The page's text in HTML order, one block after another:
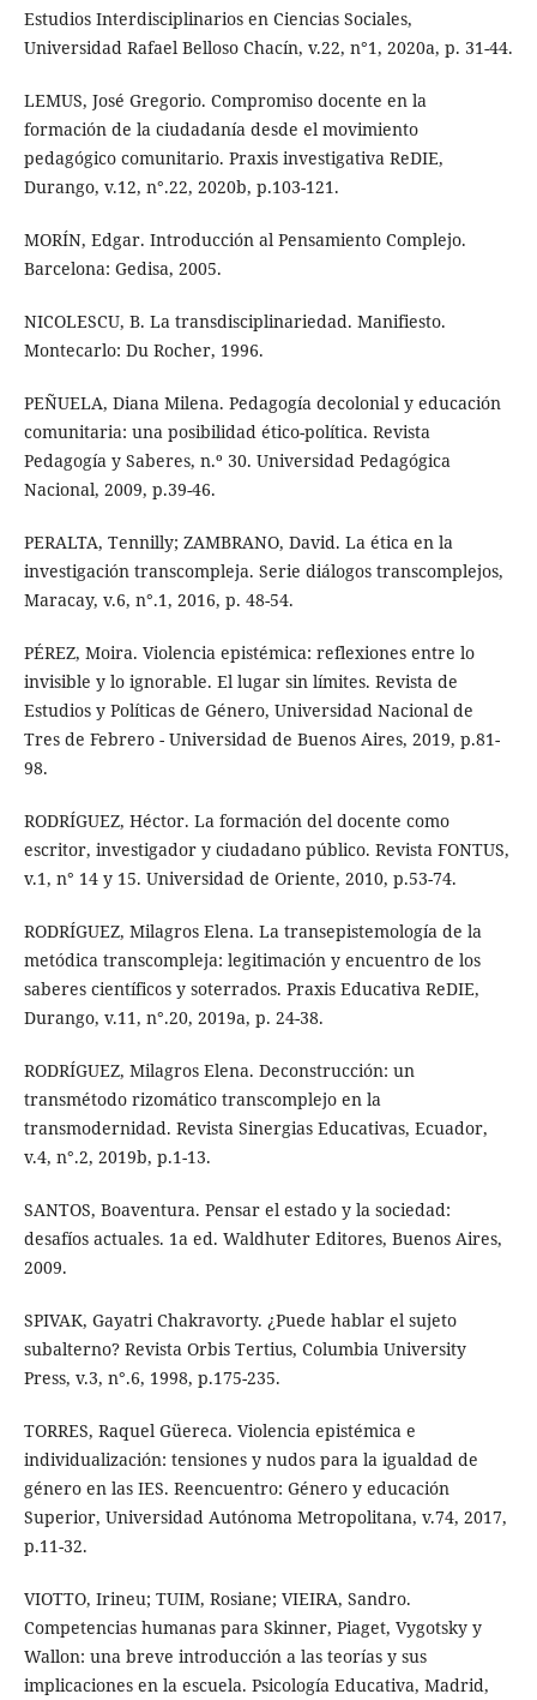
Estudios Interdisciplinarios en Ciencias Sociales,
Universidad Rafael Belloso Chacín, v.22, n°1, 2020a, p. 31-44.
LEMUS, José Gregorio. Compromiso docente en la
formación de la ciudadanía desde el movimiento
pedagógico comunitario. Praxis investigativa ReDIE,
Durango, v.12, n°.22, 2020b, p.103-121.
MORÍN, Edgar. Introducción al Pensamiento Complejo.
Barcelona: Gedisa, 2005.
NICOLESCU, B. La transdisciplinariedad. Manifiesto.
Montecarlo: Du Rocher, 1996.
PEÑUELA, Diana Milena. Pedagogía decolonial y educación
comunitaria: una posibilidad ético-política. Revista
Pedagogía y Saberes, n.º 30. Universidad Pedagógica
Nacional, 2009, p.39-46.
PERALTA, Tennilly; ZAMBRANO, David. La ética en la
investigación transcompleja. Serie diálogos transcomplejos,
Maracay, v.6, n°.1, 2016, p. 48-54.
PÉREZ, Moira. Violencia epistémica: reflexiones entre lo
invisible y lo ignorable. El lugar sin límites. Revista de
Estudios y Políticas de Género, Universidad Nacional de
Tres de Febrero - Universidad de Buenos Aires, 2019, p.81-
98.
RODRÍGUEZ, Héctor. La formación del docente como
escritor, investigador y ciudadano público. Revista FONTUS,
v.1, n° 14 y 15. Universidad de Oriente, 2010, p.53-74.
RODRÍGUEZ, Milagros Elena. La transepistemología de la
metódica transcompleja: legitimación y encuentro de los
saberes científicos y soterrados. Praxis Educativa ReDIE,
Durango, v.11, n°.20, 2019a, p. 24-38.
RODRÍGUEZ, Milagros Elena. Deconstrucción: un
transmétodo rizomático transcomplejo en la
transmodernidad. Revista Sinergias Educativas, Ecuador,
v.4, n°.2, 2019b, p.1-13.
SANTOS, Boaventura. Pensar el estado y la sociedad:
desafíos actuales. 1a ed. Waldhuter Editores, Buenos Aires,
2009.
SPIVAK, Gayatri Chakravorty. ¿Puede hablar el sujeto
subalterno? Revista Orbis Tertius, Columbia University
Press, v.3, n°.6, 1998, p.175-235.
TORRES, Raquel Güereca. Violencia epistémica e
individualización: tensiones y nudos para la igualdad de
género en las IES. Reencuentro: Género y educación
Superior, Universidad Autónoma Metropolitana, v.74, 2017,
p.11-32.
VIOTTO, Irineu; TUIM, Rosiane; VIEIRA, Sandro.
Competencias humanas para Skinner, Piaget, Vygotsky y
Wallon: una breve introducción a las teorías y sus
implicaciones en la escuela. Psicología Educativa, Madrid,